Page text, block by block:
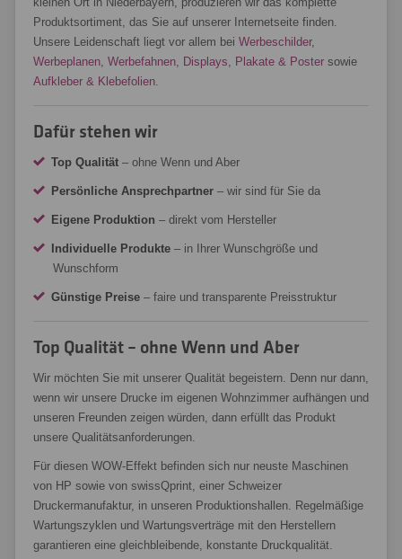
Produktsortiment, das Sie auf unserer Internetseite finden.
Unsere Leidenschaft liegt vor allem bei Werbeschilder,
Werbeplanen, Werbefahnen, Displays, Plakate & Poster sowie
Aufkleber & Klebefolien.
Dafür stehen wir
Top Qualität – ohne Wenn und Aber
Persönliche Ansprechpartner – wir sind für Sie da
Eigene Produktion – direkt vom Hersteller
Individuelle Produkte – in Ihrer Wunschgröße und
Wunschform
Günstige Preise – faire und transparente Preisstruktur
Top Qualität – ohne Wenn und Aber
Wir möchten Sie mit unserer Qualität begeistern. Denn nur dann,
wenn wir unsere Drucke im eigenen Wohnzimmer aufhängen und
unseren Freunden zeigen würden, dann erfüllt das Produkt
unsere Qualitätsanforderungen.
Für diesen WOW-Effekt befinden sich nur neuste Maschinen
von HP sowie von swissQprint, einer Schweizer
Druckermanufaktur, in unseren Produktionshallen. Regelmäßige
Wartungszyklen und Wartungsverträge mit den Herstellern
garantieren eine gleichbleibende, konstante Druckqualität.